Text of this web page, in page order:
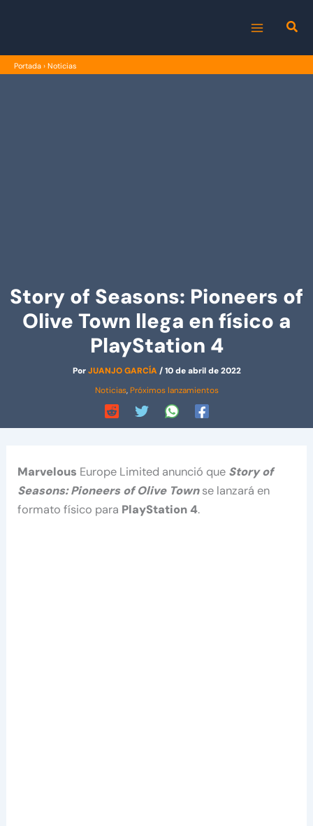
MENU
Portada › Noticias
Story of Seasons: Pioneers of
Olive Town llega en físico a
PlayStation 4
PorJUANJO GARCÍA/10 de abril de 2022
Noticias, Próximos lanzamientos
Marvelous Europe Limited anunció que Story of
Seasons: Pioneers of Olive Townse lanzará en
formato físico para PlayStation 4.